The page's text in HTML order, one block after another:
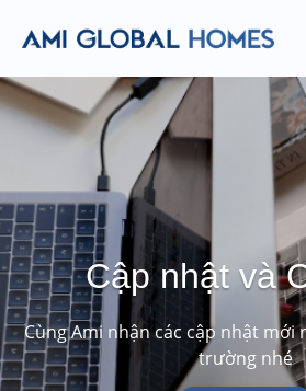
Cập nhật và
Cùng Ami nhận các cập nhật mới
trường nhé